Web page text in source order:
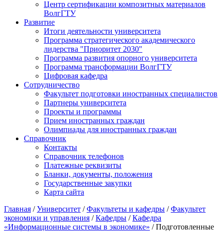
Центр сертификации композитных материалов
ВолгГТУ
Развитие
Итоги деятельности университета
Программа стратегического академического
лидерства "Приоритет 2030"
Программа развития опорного университета
Программа трансформации ВолгГТУ
Цифровая кафедра
Сотрудничество
Факультет подготовки иностранных специалистов
Партнеры университета
Проекты и программы
Прием иностранных граждан
Олимпиады для иностранных граждан
Справочник
Контакты
Справочник телефонов
Платежные реквизиты
Бланки, документы, положения
Государственные закупки
Карта сайта
Главная /Университет /Факультеты и кафедры /Факультет
экономики и управления /Кафедры /Кафедра
«Информационные системы в экономике» / Подготовленные